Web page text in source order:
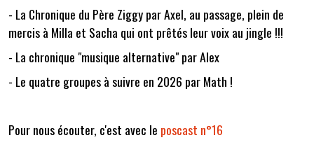
- La Chronique du Père Ziggy par Axel, au passage, plein de
mercis à Milla et Sacha qui ont prêtés leur voix au jingle !!!
- La chronique "musique alternative" par Alex
- Le quatre groupes à suivre en 2026 par Math !
Pour nous écouter, c'est avec le poscast n°16